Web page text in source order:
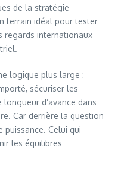
de la stratégie
terrain idéal pour tester
regards internationaux
logique plus large :
sécuriser les
d’avance dans
Car derrière la question
puissance. Celui qui
les équilibres